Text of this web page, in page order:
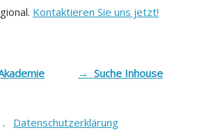
Kontaktieren Sie uns jetzt!
→ Suche Inhouse
. Datenschutzerklärung